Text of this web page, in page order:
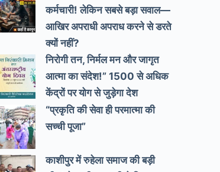
कर्मचारी! लेकिन सबसे बड़ा सवाल—
आखिर अपराधी अपराध करने से डरते
क्यों नहीं?
निरोगी तन, निर्मल मन और जागृत
आत्मा का संदेश!” 1500 से अधिक
केंद्रों पर योग से जुड़ेगा देश
“प्रकृति की सेवा ही परमात्मा की
सच्ची पूजा”
काशीपुर में रुहेला समाज की बड़ी